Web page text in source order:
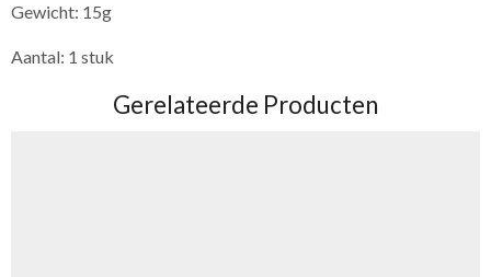
Gewicht: 15g
Aantal: 1 stuk
Gerelateerde Producten